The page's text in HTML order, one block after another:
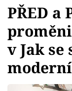
Témata
Bydlení
Zahrada
PŘED a
v Jak se